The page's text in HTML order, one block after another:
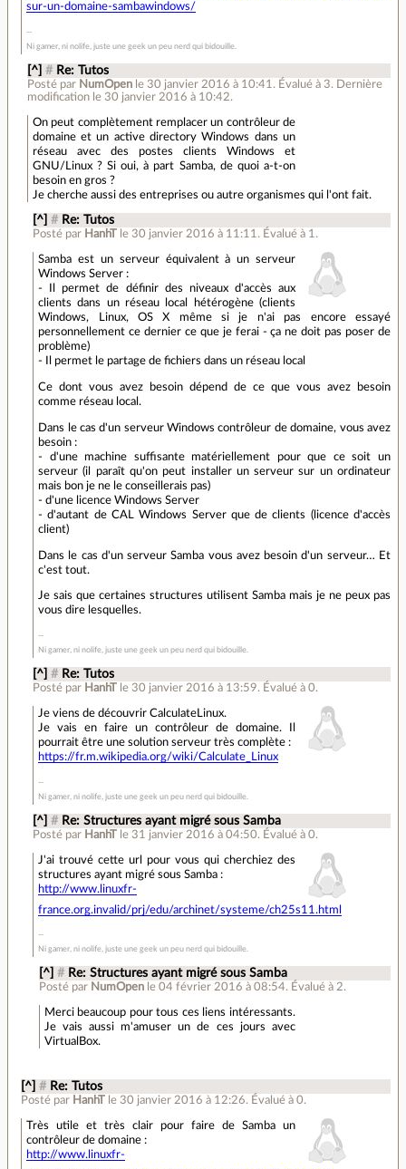
sur-un-domaine-sambawindows/
Ni gamer, ni nolife, juste une geek un peu nerd qui bidouille.
[^] # Re: Tutos
Posté par NumOpen le 30 janvier 2016 à 10:41 . Évalué à 3. Dernière
modification le 30 janvier 2016 à 10:42.
On peut complètement remplacer un contrôleur de
domaine et un active directory Windows dans un
réseau avec des postes clients Windows et
GNU/Linux ? Si oui, à part Samba, de quoi a-t-on
besoin en gros ?
Je cherche aussi des entreprises ou autre organismes qui l'ont fait.
[^] # Re: Tutos
Posté par HanhT le 30 janvier 2016 à 11:11. Évalué à 1.
Samba est un serveur équivalent à un serveur
Windows Server :
- Il permet de définir des niveaux d'accès aux
clients dans un réseau local hétérogène (clients
Windows, Linux, OS X même si je n'ai pas encore essayé
personnellement ce dernier ce que je ferai - ça ne doit pas poser de
problème)
- Il permet le partage de fichiers dans un réseau local
Ce dont vous avez besoin dépend de ce que vous avez besoin
comme réseau local.
Dans le cas d'un serveur Windows contrôleur de domaine, vous avez
besoin :
- d'une machine suffisante matériellement pour que ce soit un
serveur (il paraît qu'on peut installer un serveur sur un ordinateur
mais bon je ne le conseillerais pas)
- d'une licence Windows Server
- d'autant de CAL Windows Server que de clients (licence d'accès
client)
Dans le cas d'un serveur Samba vous avez besoin d'un serveur… Et
c'est tout.
Je sais que certaines structures utilisent Samba mais je ne peux pas
vous dire lesquelles.
Ni gamer, ni nolife, juste une geek un peu nerd qui bidouille.
[^] # Re: Tutos
Posté par HanhT le 30 janvier 2016 à 13:59. Évalué à0.
Je viens de découvrir CalculateLinux.
Je vais en faire un contrôleur de domaine. Il
pourrait être une solution serveur très complète :
https://fr.m.wikipedia.org/wiki/Calculate_Linux
Ni gamer, ni nolife, juste une geek un peu nerd qui bidouille.
[^] # Re: Structures ayant migré sous Samba
Posté par HanhT le 31 janvier 2016 à 04:50. Évalué à0.
J'ai trouvé cette url pour vous qui cherchiez des
structures ayant migré sous Samba :
http://www.linuxfr-
france.org.invalid/prj/edu/archinet/systeme/ch25s11.html
Ni gamer, ni nolife, juste une geek un peu nerd qui bidouille.
[^] # Re: Structures ayant migré sous Samba
Posté par NumOpen le 04 février 2016 à 08:54.Évalué à 2.
Merci beaucoup pour tous ces liens intéressants.
Je vais aussi m'amuser un de ces jours avec
VirtualBox.
[^] # Re: Tutos
Posté par HanhT le 30 janvier 2016 à 12:26. Évalué à0.
Très utile et très clair pour faire de Samba un
contrôleur de domaine :
http://www.linuxfr-